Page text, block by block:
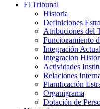
El Tribunal
Historia
Definiciones
Atribuciones del
Funcionamiento
Integración Actual
Integración
Actividades
Relaciones
Planificación
Organigrama
Dotación de